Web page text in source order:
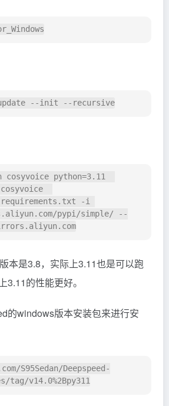
cosyvoice python=3.11
-i
pypi/simple/ --
本是3.8，实际上3.11也是可以跑
3.11的性能更好。
的windows版本安装包来进行安
S95Sedan/Deepspeed-